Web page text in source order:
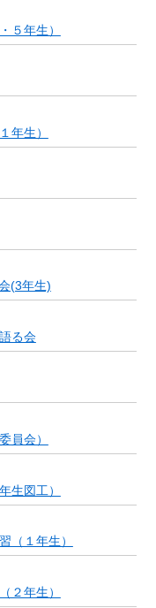
５年生）
年生）
(3年生)
る会
員会）
生図工）
（１年生）
２年生）